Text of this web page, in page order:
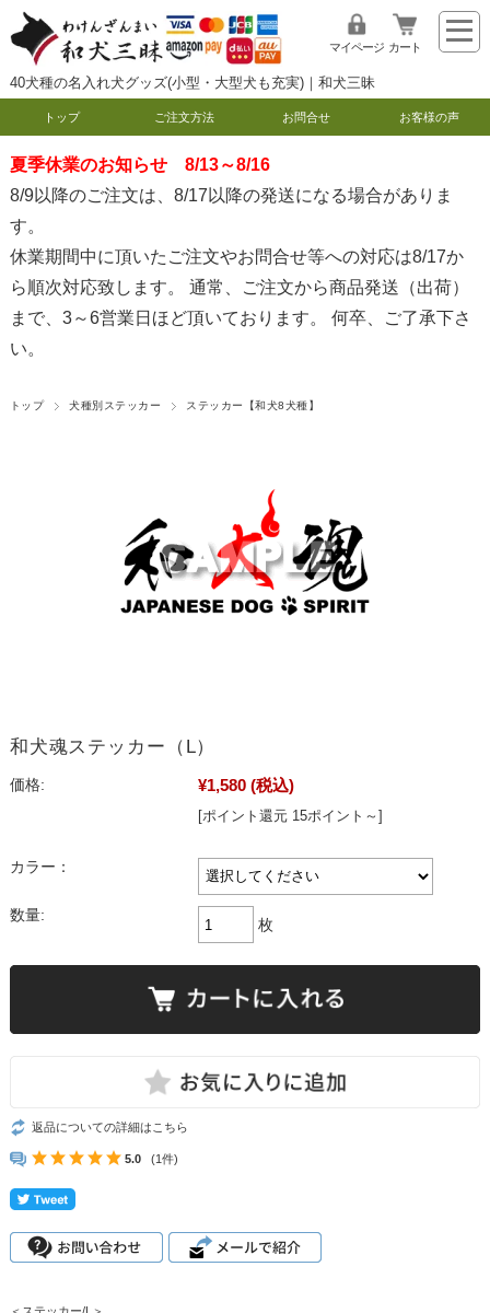
40犬種の名入れ犬グッズ(小型・大型犬も充実)｜和犬三昧
マイページ カート
トップ ご注文方法 お問合せ お客様の声
夏季休業のお知らせ 8/13～8/16
8/9以降のご注文は、8/17以降の発送になる場合がありま
す。
休業期間中に頂いたご注文やお問合せ等への対応は8/17か
ら順次対応致します。 通常、ご注文から商品発送（出荷）
まで、3～6営業日ほど頂いております。 何卒、ご了承下さ
い。
トップ 犬種別ステッカー ステッカー【和犬8犬種】
和犬魂ステッカー（L）
価格: ¥1,580 (税込)
[ポイント還元 15ポイント～]
カラー：
数量:
枚
返品についての詳細はこちら
5.0 (1件)